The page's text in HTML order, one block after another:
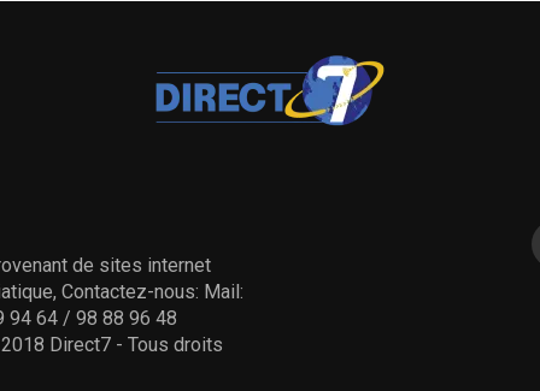
de sites internet
Contactez-nous: Mail:
94 64 / 98 88 96 48
Direct7 - Tous droits